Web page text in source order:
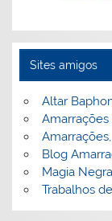
Sites amigos
Altar
Amarrações
Blog
Magia
Trabalhos